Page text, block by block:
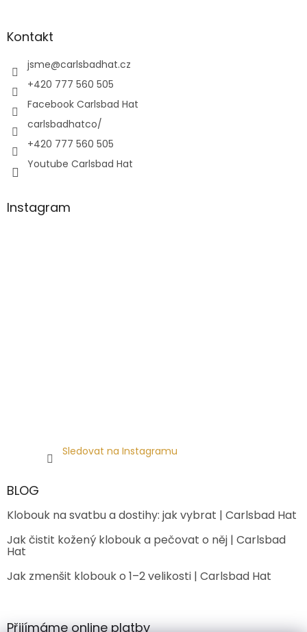
Kontakt
jsme@carlsbadhat.cz
+420 777 560 505
Facebook Carlsbad Hat
carlsbadhatco/
+420 777 560 505
Youtube Carlsbad Hat
Instagram
Sledovat na Instagramu
BLOG
Klobouk na svatbu a dostihy: jak vybrat | Carlsbad Hat
Jak čistit kožený klobouk a pečovat o něj | Carlsbad
Hat
Jak zmenšit klobouk o 1–2 velikosti | Carlsbad Hat
Přijímáme online platby